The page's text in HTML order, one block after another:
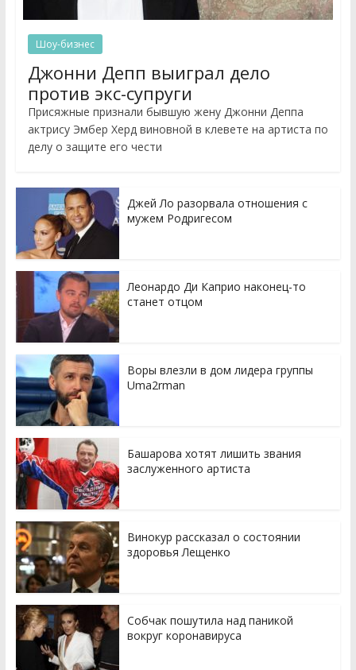
Шоу-бизнес
Джонни Депп выиграл дело
против экс-супруги
Присяжные признали бывшую жену Джонни Деппа
актрису Эмбер Херд виновной в клевете на артиста по
делу о защите его чести
Джей Ло разорвала отношения с
мужем Родригесом
Леонардо Ди Каприо наконец-то
станет отцом
Воры влезли в дом лидера группы
Uma2rman
Башарова хотят лишить звания
заслуженного артиста
Винокур рассказал о состоянии
здоровья Лещенко
Собчак пошутила над паникой
вокруг коронавируса